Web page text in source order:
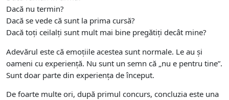
Dacă nu termin?
Dacă se vede că sunt la prima cursă?
Dacă toți ceilalți sunt mult mai bine pregătiți decât mine?
Adevărul este că emoțiile acestea sunt normale. Le au și
oameni cu experiență. Nu sunt un semn că „nu e pentru tine”.
Sunt doar parte din experiența de început.
De foarte multe ori, după primul concurs, concluzia este una